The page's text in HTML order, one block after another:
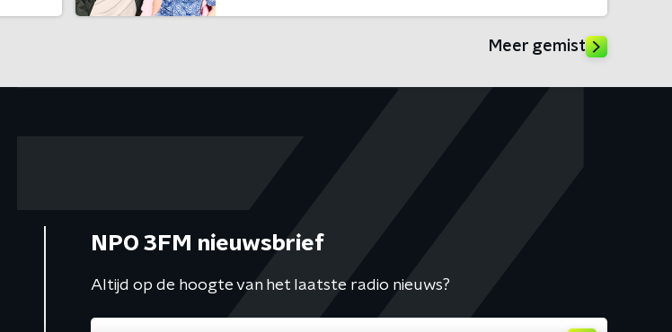
Meer gemist
NPO 3FM nieuwsbrief
Altijd op de hoogte van het laatste radio nieuws?